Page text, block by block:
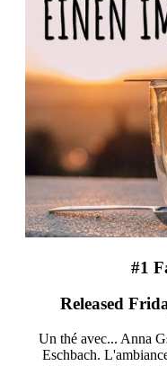
#1
Released
Un thé avec... Anna
Eschbach.